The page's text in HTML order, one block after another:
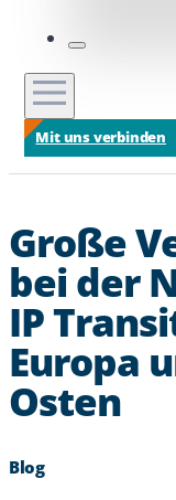
Mit uns verbinden
Große
bei der
IP
Europa
Osten
Blog